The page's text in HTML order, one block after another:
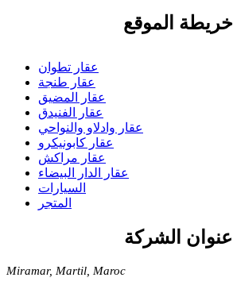
خريطة الموقع
عقار تطوان
عقار طنجة
عقار المضيق
عقار الفنيدق
عقار وادلاو والنواحي
عقار كابونيكرو
عقار مراكش
عقار الدار البيضاء
السيارات
المتجر
عنوان الشركة
Miramar, Martil, Maroc